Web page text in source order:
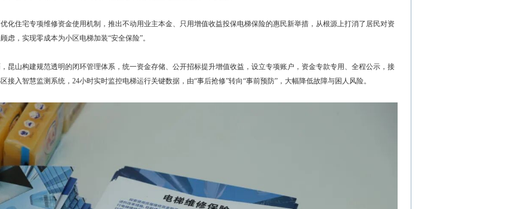
化住宅专项维修资金使用机制，推出不动用业主本金、只用增值收益投保电梯保险的惠民新举措，从根源上打消了居民对资
虑，实现零成本为小区电梯加装“安全保险”。
昆山构建规范透明的闭环管理体系，统一资金存储、公开招标提升增值收益，设立专项账户，资金专款专用、全程公示，接
接入智慧监测系统，24小时实时监控电梯运行关键数据，由“事后抢修”转向“事前预防”，大幅降低故障与困人风险。